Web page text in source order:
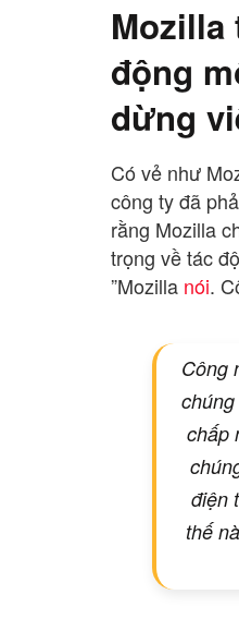
Mozilla
động
dừng
Có vẻ như
công ty đã
rằng Mozilla
trọng về tác
”Mozilla nói.
Công
chấp
điện
thế